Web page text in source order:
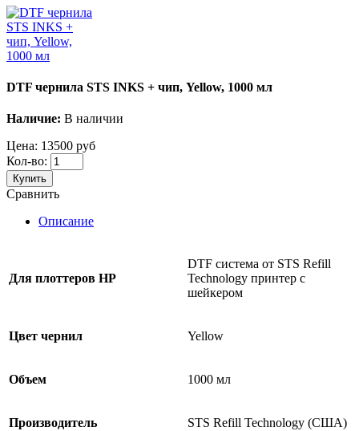
DTF чернила STS INKS + чип, Yellow, 1000 мл
Наличие: В наличии
Цена: 13500 руб
Кол-во:
Купить
Сравнить
Описание
Для плоттеров HP
DTF система от STS Refill
Technology принтер с
шейкером
Цвет чернил Yellow
Объем 1000 мл
Производитель STS Refill Technology (США)